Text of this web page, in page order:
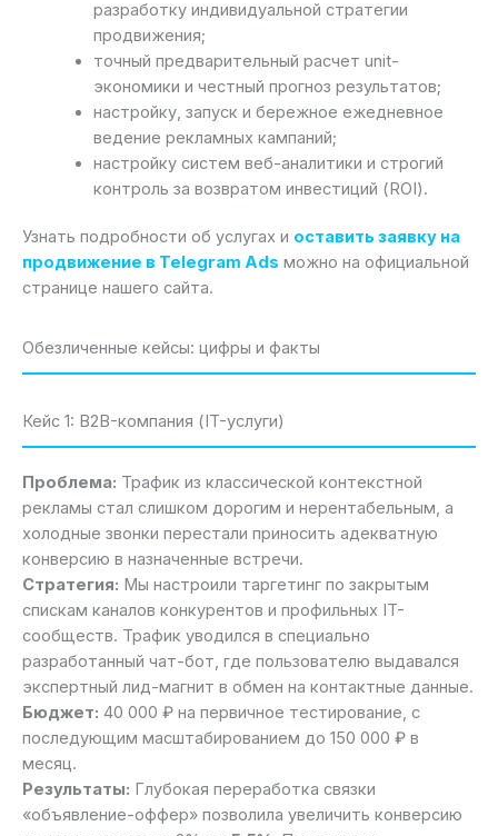
разработку индивидуальной стратегии
продвижения;
точный предварительный расчет unit-
экономики и честный прогноз результатов;
настройку, запуск и бережное ежедневное
ведение рекламных кампаний;
настройку систем веб-аналитики и строгий
контроль за возвратом инвестиций (ROI).
Узнать подробности об услугах и оставить заявку на
продвижение в Telegram Ads можно на официальной
странице нашего сайта.
Обезличенные кейсы: цифры и факты
Кейс 1: B2B-компания (IT-услуги)
Проблема: Трафик из классической контекстной
рекламы стал слишком дорогим и нерентабельным, а
холодные звонки перестали приносить адекватную
конверсию в назначенные встречи.
Стратегия: Мы настроили таргетинг по закрытым
спискам каналов конкурентов и профильных IT-
сообществ. Трафик уводился в специально
разработанный чат-бот, где пользователю выдавался
экспертный лид-магнит в обмен на контактные данные.
Бюджет: 40 000 ₽ на первичное тестирование, с
последующим масштабированием до 150 000 ₽ в
месяц.
Результаты: Глубокая переработка связки
«объявление-оффер» позволила увеличить конверсию